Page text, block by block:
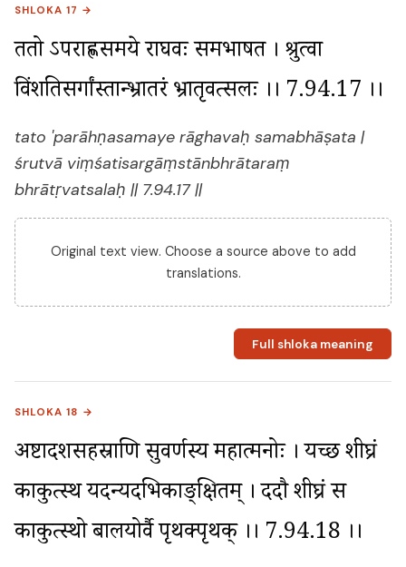
SHLOKA 17 →
ततो ऽपराह्णसमये राघवः समभाषत । श्रुत्वा
विंशतिसर्गांस्तान्भ्रातरं भ्रातृवत्सलः ।। 7.94.17 ।।
tato 'parāhṇasamaye rāghavaḥ samabhāṣata |
śrutvā viṃśatisargāṃstānbhrātaraṃ
bhrātṛvatsalaḥ || 7.94.17 ||
Original text view. Choose a source above to add
translations.
Full shloka meaning
SHLOKA 18 →
अष्टादशसहस्राणि सुवर्णस्य महात्मनोः । प्रयच्छ शीघ्रं
काकुत्स्थ यदन्यदभिकाङ्क्षितम् । ददौ शीघ्रं स
काकुत्स्थो बालयोर्वै पृथक्पृथक् ।। 7.94.18 ।।